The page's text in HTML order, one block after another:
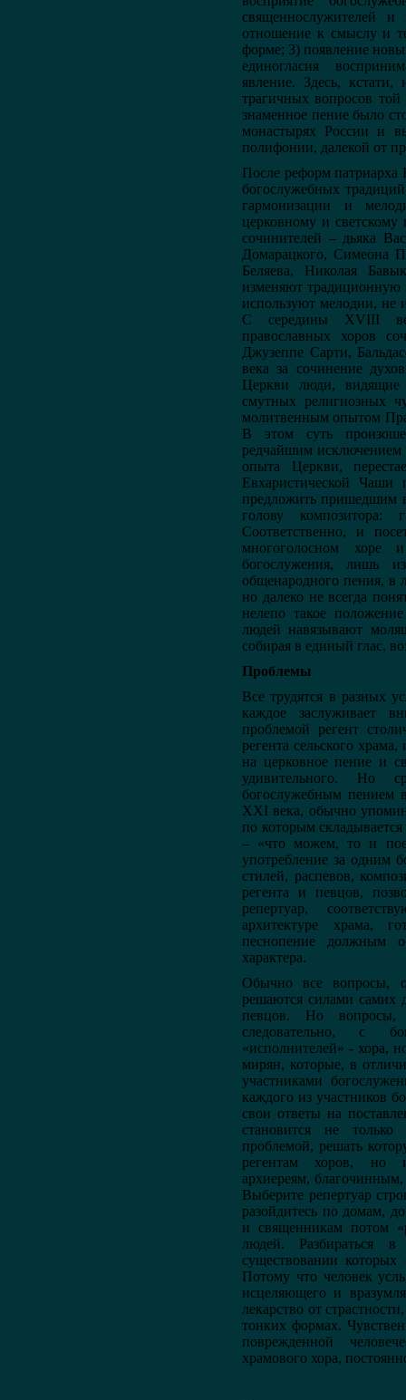
священнослужителей и
отношение к смыслу и
форме; 3) появление
единогласия
явление. Здесь,
трагичных вопросов той
знаменное пение было
монастырях России и
полифонии, далекой от
После реформ патриарха
богослужебных
гармонизации и
церковному и
сочинителей – дьяка
Домарацкого, Симеона
Беляева, Николая
изменяют традиционную
используют мелодии,
С середины XVIII
православных хоров
Джузеппе Сарти,
века за сочинение
Церкви люди,
смутных религиозных
молитвенным опытом
В этом суть
редчайшим исключением
опыта Церкви,
Евхаристической Чаши
предложить пришедшим
голову композитора:
Соответственно, и
многоголосном хоре
богослужения, лишь
общенародного пения, в
но далеко не всегда
нелепо такое
людей навязывают
собирая в единый глас,
Проблемы
Все трудятся в разных
каждое заслуживает
проблемой регент
регента сельского
на церковное пение и
удивительного. Но
богослужебным пением
XXI века, обычно
по которым
– «что можем, то и
употребление за одним
стилей, распевов,
регента и певцов,
репертуар,
архитектуре храма,
песнопение должным
характера.
Обычно все вопросы,
решаются силами самих
певцов. Но
следовательно, с
«исполнителей» - хора,
мирян, которые, в
участниками
каждого из участников
свои ответы на
становится не
проблемой, решать
регентам хоров, но и
архиереям, благочинным,
Выберите репертуар
разойдитесь по домам,
и священникам потом
людей. Разбираться
существовании
Потому что человек
исцеляющего и
лекарство от
тонких формах.
поврежденной
храмового хора,